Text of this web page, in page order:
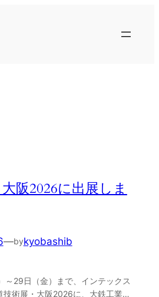
阪2026に出展しま
—bykyobashib
～29日（金）まで、インテックス
技術展・大阪2026に、大鉄工業…